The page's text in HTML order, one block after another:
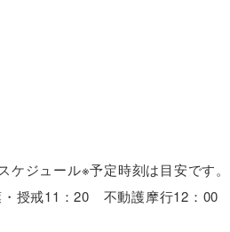
ジュール※予定時刻は目安です
・授戒11：20 不動護摩行12：00